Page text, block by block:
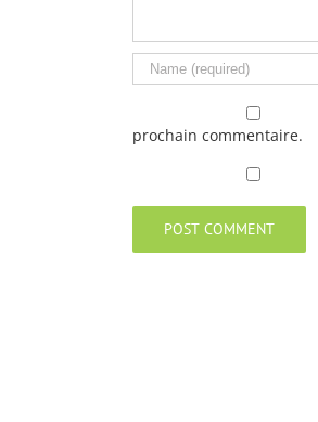
prochain commentaire.